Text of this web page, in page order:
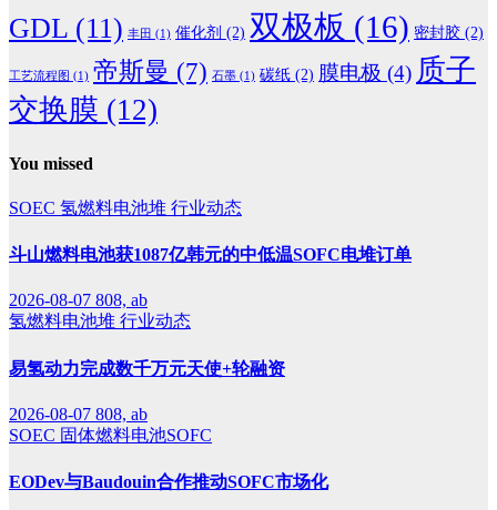
GDL (11) 丰田 (1) 催化剂 (2) 双极板 (16) 密封胶 (2)
工艺流程图 (1) 帝斯曼 (7) 石墨 (1) 碳纸 (2) 膜电极 (4) 质子
交换膜 (12)
You missed
SOEC 氢燃料电池堆 行业动态
斗山燃料电池获1087亿韩元的中低温SOFC电堆订单
2026-08-07 808, ab
氢燃料电池堆 行业动态
易氢动力完成数千万元天使+轮融资
2026-08-07 808, ab
SOEC 固体燃料电池SOFC
EODev与Baudouin合作推动SOFC市场化